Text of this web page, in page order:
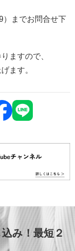
）までお問合せ下
ますので、
ます。
み！最短２